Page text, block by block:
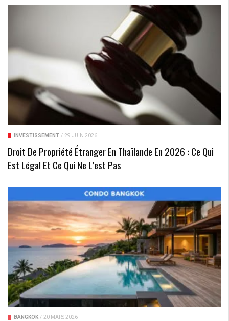
INVESTISSEMENT / 29 JUIN 2026
Droit De Propriété Étranger En Thaïlande En 2026 : Ce Qui
Est Légal Et Ce Qui Ne L’est Pas
BANGKOK / 20 MARS 2026